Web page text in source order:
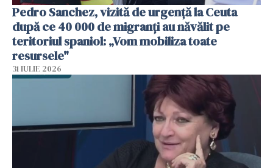
Pedro Sanchez, vizită de urgență la Ceuta
după ce 40 000 de migranți au năvălit pe
teritoriul spaniol: „Vom mobiliza toate
resursele"
31 IULIE 2026